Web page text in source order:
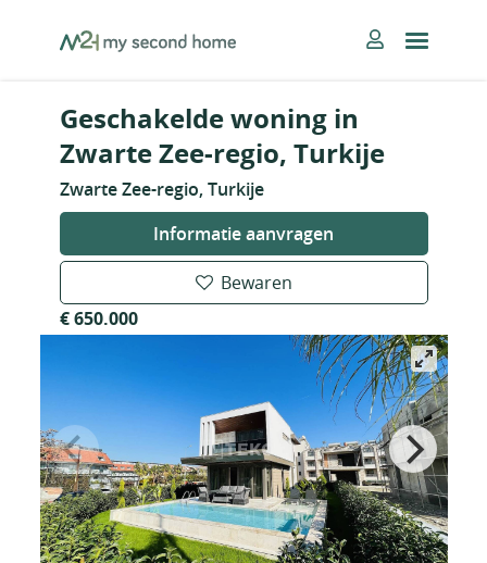
MySecondHome
Geschakelde woning in
Zwarte Zee-regio, Turkije
Zwarte Zee-regio, Turkije
Informatie aanvragen
Bewaren
€ 650.000